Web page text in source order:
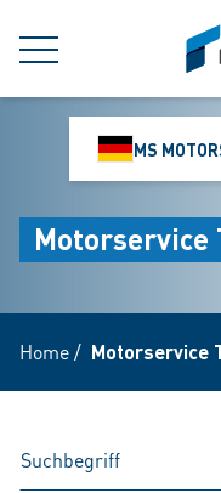
MENÜ
siteLogo
MS
Motorservice
Home/ Motorservice